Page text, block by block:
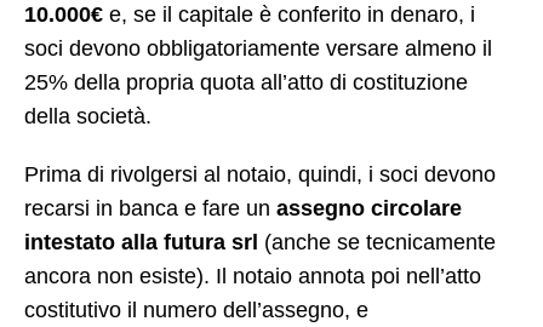
10.000€ e, se il capitale è conferito in denaro, i
soci devono obbligatoriamente versare almeno il
25% della propria quota all’atto di costituzione
della società.
Prima di rivolgersi al notaio, quindi, i soci devono
recarsi in banca e fare un assegno circolare
intestato alla futura srl (anche se tecnicamente
ancora non esiste). Il notaio annota poi nell’atto
costitutivo il numero dell’assegno, e